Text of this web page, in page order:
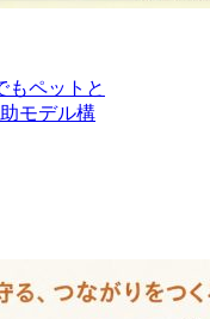
もペットと
モデル構